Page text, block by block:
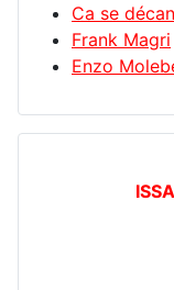
Ca se
Frank Magri
Enzo